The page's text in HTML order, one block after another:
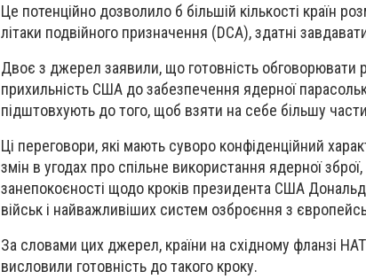
Це потенційно дозволило б більшій кількості країн
літаки подвійного призначення (DCA), здатні
Двоє з джерел заявили, що готовність
прихильність США до забезпечення ядерної
підштовхують до того, щоб взяти на себе більшу
Ці переговори, які мають суворо конфіденційний
змін в угодах про спільне використання ядерної
занепокоєності щодо кроків президента США
військ і найважливіших систем озброєння з
За словами цих джерел, країни на східному фланзі
висловили готовність до такого кроку.